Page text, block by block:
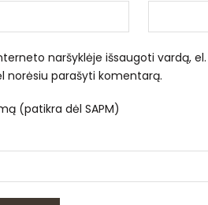
naršyklėje išsaugoti vardą,
norėsiu parašyti komentarą.
(patikra dėl SAPM)